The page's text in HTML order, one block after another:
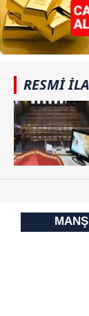
RESMİ